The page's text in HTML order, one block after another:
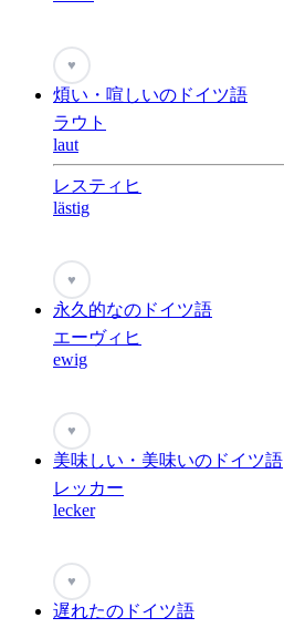
♥
煩い・喧しいのドイツ語
ラウト
laut
レスティヒ
lästig
♥
永久的なのドイツ語
エーヴィヒ
ewig
♥
美味しい・美味いのドイツ語
レッカー
lecker
♥
遅れたのドイツ語